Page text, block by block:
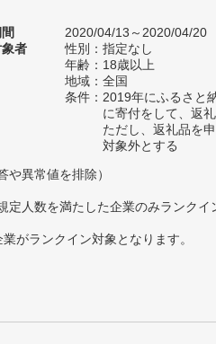
2020/04/13～2020/04/20
者
性別：指定なし
年齢：18歳以上
地域：全国
条件：2019年にふるさと
に寄付をして、返
ただし、返礼品を
対象外とする
異常値を排除）
人数を満たした企業のみランクイ
がランクイン対象となります。